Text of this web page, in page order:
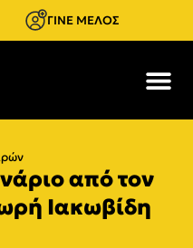
ΓΙΝΕ ΜΕΛΟΣ
από τον
Ιακωβίδη